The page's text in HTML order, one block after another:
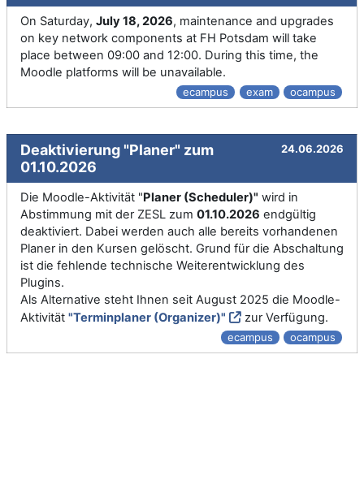
On Saturday, July 18, 2026, maintenance and upgrades
on key network components at FH Potsdam will take
place between 09:00 and 12:00. During this time, the
Moodle platforms will be unavailable.
ecampus exam ocampus
Deaktivierung "Planer" zum
01.10.2026
24.06.2026
Die Moodle-Aktivität "Planer (Scheduler)" wird in
Abstimmung mit der ZESL zum 01.10.2026 endgültig
deaktiviert. Dabei werden auch alle bereits vorhandenen
Planer in den Kursen gelöscht. Grund für die Abschaltung
ist die fehlende technische Weiterentwicklung des
Plugins.
Als Alternative steht Ihnen seit August 2025 die Moodle-
Aktivität "Terminplaner (Organizer)" zur Verfügung.
ecampus ocampus